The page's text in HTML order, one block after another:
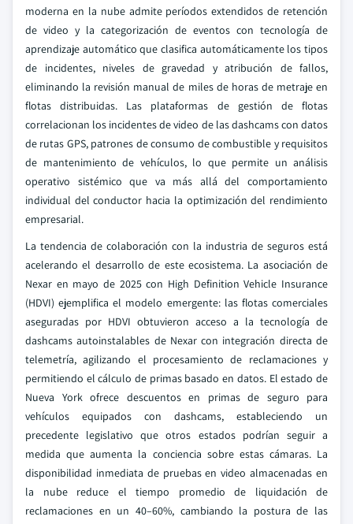
moderna en la nube admite períodos extendidos de retención
de video y la categorización de eventos con tecnología de
aprendizaje automático que clasifica automáticamente los tipos
de incidentes, niveles de gravedad y atribución de fallos,
eliminando la revisión manual de miles de horas de metraje en
flotas distribuidas. Las plataformas de gestión de flotas
correlacionan los incidentes de video de las dashcams con datos
de rutas GPS, patrones de consumo de combustible y requisitos
de mantenimiento de vehículos, lo que permite un análisis
operativo sistémico que va más allá del comportamiento
individual del conductor hacia la optimización del rendimiento
empresarial.
La tendencia de colaboración con la industria de seguros está
acelerando el desarrollo de este ecosistema. La asociación de
Nexar en mayo de 2025 con High Definition Vehicle Insurance
(HDVI) ejemplifica el modelo emergente: las flotas comerciales
aseguradas por HDVI obtuvieron acceso a la tecnología de
dashcams autoinstalables de Nexar con integración directa de
telemetría, agilizando el procesamiento de reclamaciones y
permitiendo el cálculo de primas basado en datos. El estado de
Nueva York ofrece descuentos en primas de seguro para
vehículos equipados con dashcams, estableciendo un
precedente legislativo que otros estados podrían seguir a
medida que aumenta la conciencia sobre estas cámaras. La
disponibilidad inmediata de pruebas en video almacenadas en
la nube reduce el tiempo promedio de liquidación de
reclamaciones en un 40–60%, cambiando la postura de las